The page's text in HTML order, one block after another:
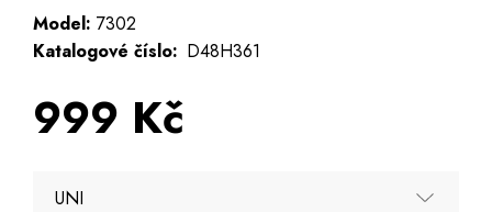
Model: 7302
Katalogové číslo: D48H361
999 Kč
UNI